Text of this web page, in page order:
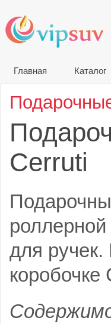
Главная Каталог
Cerruti
для
коробочке